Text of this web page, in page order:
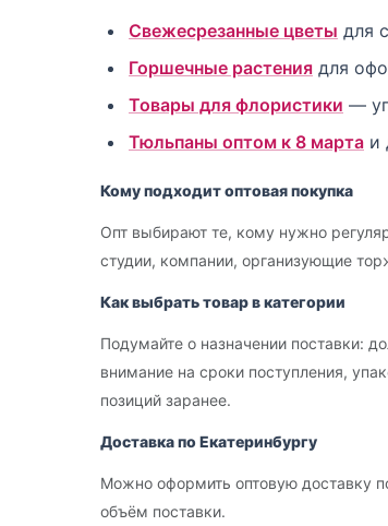
Свежесрезанные цветы для
Горшечные растения для
Товары для флористики —
Тюльпаны оптом к 8 марта и
Кому подходит оптовая покупка
Опт выбирают те, кому нужно
студии, компании, организующие
Как выбрать товар в категории
Подумайте о назначении поставки:
внимание на сроки поступления,
позиций заранее.
Доставка по Екатеринбургу
Можно оформить оптовую доставку
объём поставки.